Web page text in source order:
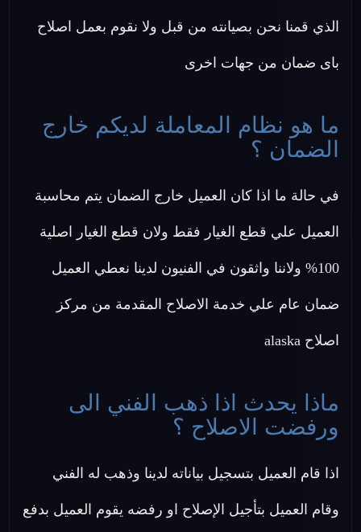
الذي قمنا نحن بصيانته من قبل ولا نقوم بعمل اصلاح
باى ضمان من جهات اخرى
ما هو نظام المعاملة لديكم خارج
الضمان ؟
في حالة ما اذا كان العميل خارج الضمان يتم محاسبة
العميل علي قطع الغيار فقط ولان قطع الغيار اصلية
100% ولاننا واثقون في الفنيون لدينا نعطي العميل
ضمان عام علي خدمة الاصلاح المقدمة من مركز
اصلاح alaska
ماذا يحدث اذا ذهب الفني الى
ورفضت الاصلاح ؟
اذا قام العميل بتسجيل بياناته لدينا وذهب له الفني
وقام العميل بتأجيل الإصلاح او رفضه يقوم العميل بدفع